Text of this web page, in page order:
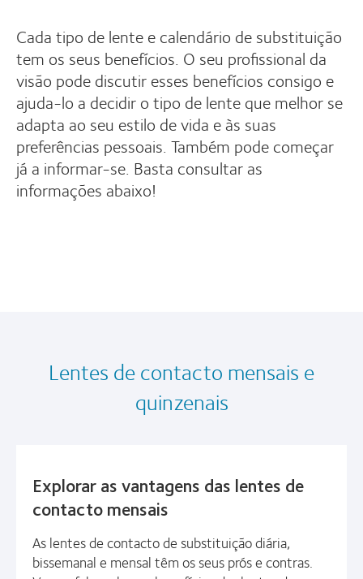
Cada tipo de lente e calendário de substituição
tem os seus benefícios. O seu profissional da
visão pode discutir esses benefícios consigo e
ajuda-lo a decidir o tipo de lente que melhor se
adapta ao seu estilo de vida e às suas
preferências pessoais. Também pode começar
já a informar-se. Basta consultar as
informações abaixo!
Lentes de contacto mensais e
quinzenais
Explorar as vantagens das lentes de
contacto mensais
As lentes de contacto de substituição diária,
bissemanal e mensal têm os seus prós e contras.